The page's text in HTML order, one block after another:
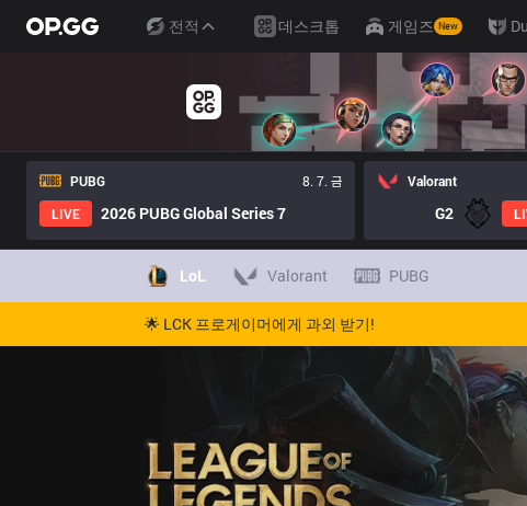
전적 데스크톱 게임즈 New
PUBG
8. 7. 금
LIVE
2026 PUBG Global Series 7
Valorant
G2
LoL Valorant PUBG
🌟 LCK 프로게이머에게 과외 받기!